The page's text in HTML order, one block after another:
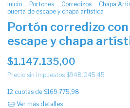
Inicio . Portones . Corredizos . Chapa
puerta de escape y chapa artística
Portón corredizo
escape y chapa
$1.147.135,00
Precio sin impuestos $948.045,45
12 cuotas de $169.775,98
Ver más detalles